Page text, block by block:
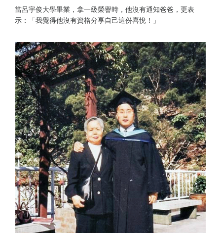
當呂宇俊大學畢業，拿一級榮譽時，他沒有通知爸爸，更表
示：「我覺得他沒有資格分享自己這份喜悅！」